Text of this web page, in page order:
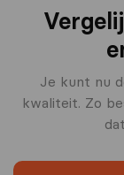
Je kunt nu
kwaliteit. Zo